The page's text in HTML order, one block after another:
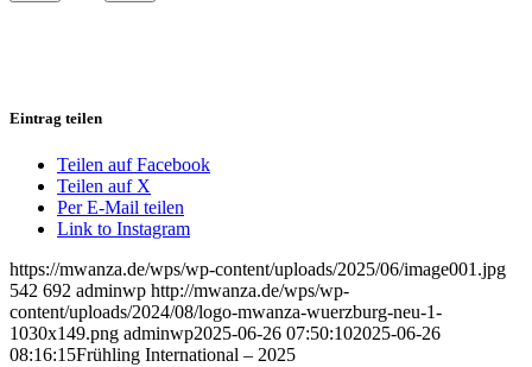
Eintrag teilen
Teilen auf Facebook
Teilen auf X
Per E-Mail teilen
Link to Instagram
https://mwanza.de/wps/wp-content/uploads/2025/06/image001.jpg
542 692 adminwp http://mwanza.de/wps/wp-
content/uploads/2024/08/logo-mwanza-wuerzburg-neu-1-
1030x149.png adminwp2025-06-26 07:50:102025-06-26
08:16:15Frühling International – 2025